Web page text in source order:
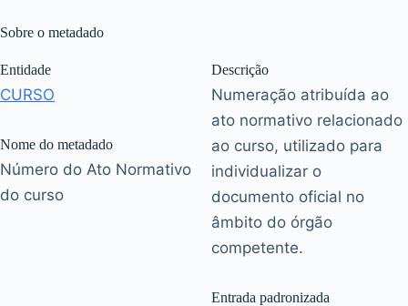
Sobre o metadado
Entidade
CURSO
Nome do metadado
Número do Ato Normativo
do curso
Descrição
Numeração atribuída ao
ato normativo relacionado
ao curso, utilizado para
individualizar o
documento oficial no
âmbito do órgão
competente.
Entrada padronizada